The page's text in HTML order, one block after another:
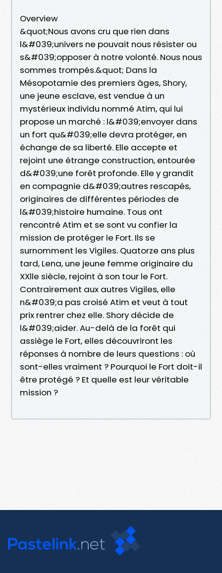
Overview
&quot;Nous avons cru que rien dans
l&#039;univers ne pouvait nous résister ou
s&#039;opposer à notre volonté. Nous nous
sommes trompés.&quot; Dans la
Mésopotamie des premiers âges, Shory,
une jeune esclave, est vendue à un
mystérieux individu nommé Atim, qui lui
propose un marché : l&#039;envoyer dans
un fort qu&#039;elle devra protéger, en
échange de sa liberté. Elle accepte et
rejoint une étrange construction, entourée
d&#039;une forêt profonde. Elle y grandit
en compagnie d&#039;autres rescapés,
originaires de différentes périodes de
l&#039;histoire humaine. Tous ont
rencontré Atim et se sont vu confier la
mission de protéger le Fort. Ils se
surnomment les Vigiles. Quatorze ans plus
tard, Lena, une jeune femme originaire du
XXlle siècle, rejoint à son tour le Fort.
Contrairement aux autres Vigiles, elle
n&#039;a pas croisé Atim et veut à tout
prix rentrer chez elle. Shory décide de
l&#039;aider. Au-delà de la forêt qui
assiège le Fort, elles découvriront les
réponses à nombre de leurs questions : où
sont-elles vraiment ? Pourquoi le Fort doit-il
être protégé ? Et quelle est leur véritable
mission ?